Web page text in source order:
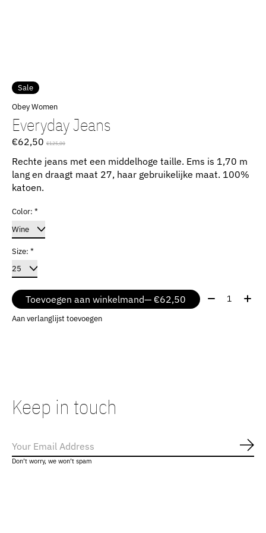
Sale
Obey Women
Everyday Jeans
€62,50 €125,00
Rechte jeans met een middelhoge taille. Ems is 1,70 m
lang en draagt maat 27, haar gebruikelijke maat. 100%
katoen.
Color: *
Size: *
Toevoegen aan winkelmand — €62,50 Aantal:
Aan verlanglijst toevoegen
Keep in touch
Don’t worry, we won’t spam